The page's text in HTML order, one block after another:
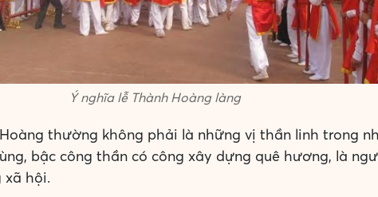
Ý nghĩa lễ Thành Hoàng làng
thường không phải là những vị thần linh trong
bậc công thần có công xây dựng quê hương, là
xã hội.